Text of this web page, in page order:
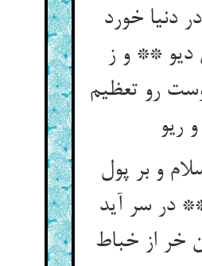
دنیا خورد
دیو ** و ز
رو تعظیم
و ریو
و بر پول
در سر آید
خر از خباط